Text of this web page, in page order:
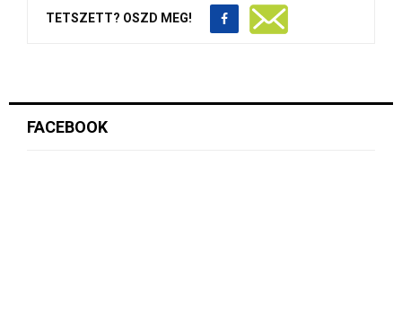
TETSZETT? OSZD MEG!
FACEBOOK